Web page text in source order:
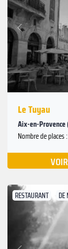
Précédent
Le Tuyau
Aix-en-Provence
Nombre de places
VOIR
RESTAURANT